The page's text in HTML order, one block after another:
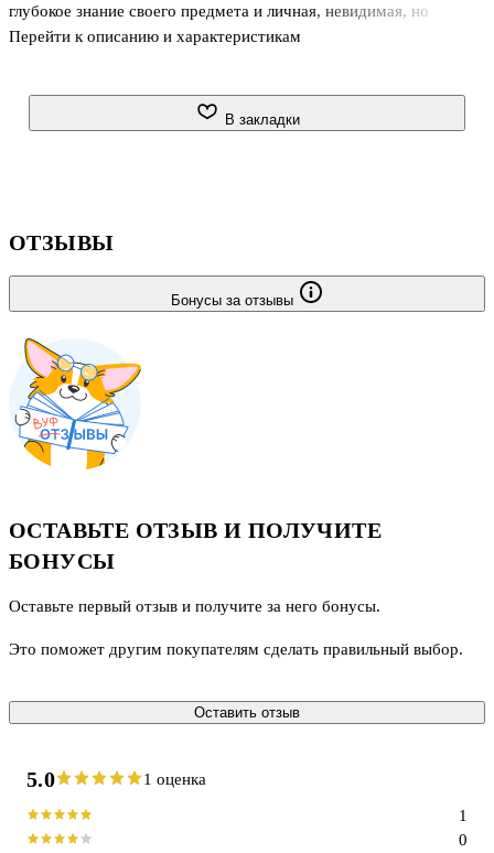
глубокое знание своего предмета и личная, невидимая, но
определенно существовавшая связь с автором, которого он
определяло тот высокий класс его переводов, их стилистическую
Перейти к описанию и характеристикам
В закладки
ОТЗЫВЫ
Бонусы за отзывы
ОСТАВЬТЕ ОТЗЫВ И ПОЛУЧИТЕ
БОНУСЫ
Оставьте первый отзыв и получите за него бонусы.
Это поможет другим покупателям сделать правильный выбор.
Оставить отзыв
5.0 1 оценка
0
1